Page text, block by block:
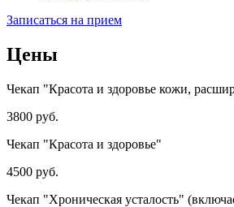
Записаться на прием
Цены
Чекап "Красота и здоровье кожи,
3800 руб.
Чекап "Красота и здоровье"
4500 руб.
Чекап "Хроническая усталость"